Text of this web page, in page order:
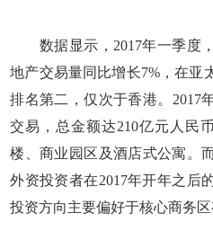
数据显示，2017年一季度
地产交易量同比增长7%，在亚
排名第二，仅次于香港。2017
交易，总金额达210亿元人民
楼、商业园区及酒店式公寓。
外资投资者在2017年开年之后
投资方向主要偏好于核心商务